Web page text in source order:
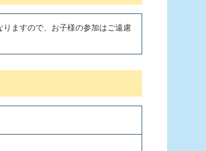
ますので、お子様の参加はご遠慮